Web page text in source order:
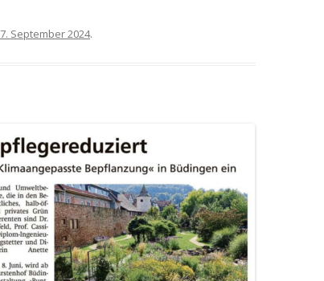
7. September 2024.